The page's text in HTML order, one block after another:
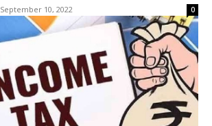
September 10, 2022 0